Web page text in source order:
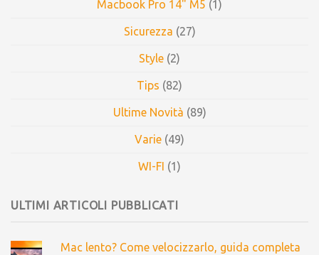
Macbook Pro 14" M5 (1)
Sicurezza (27)
Style (2)
Tips (82)
Ultime Novità (89)
Varie (49)
WI-FI (1)
ULTIMI ARTICOLI PUBBLICATI
Mac lento? Come velocizzarlo, guida completa